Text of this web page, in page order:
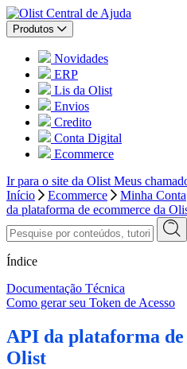
Central de Ajuda
Produtos
Novidades
ERP
Lis da Olist
Envios
Credito
Conta Digital
Ecommerce
Ir para o site da Olist Meus
Início
Ecommerce Minha Conta
da plataforma de ecommerce da
Índice
Documentação Técnica
Como gerar seu Token de Acesso
API da plataforma de
Olist